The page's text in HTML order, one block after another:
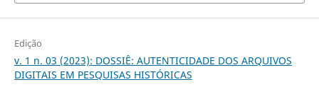
Edição
v. 1 n. 03 (2023): DOSSIÊ: AUTENTICIDADE DOS ARQUIVOS
DIGITAIS EM PESQUISAS HISTÓRICAS